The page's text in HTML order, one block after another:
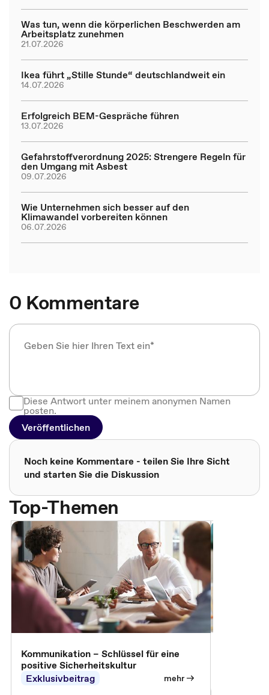
Was tun, wenn die körperlichen Beschwerden am
Arbeitsplatz zunehmen
21.07.2026
Ikea führt „Stille Stunde“ deutschlandweit ein
14.07.2026
Erfolgreich BEM-Gespräche führen
13.07.2026
Gefahrstoffverordnung 2025: Strengere Regeln für
den Umgang mit Asbest
09.07.2026
Wie Unternehmen sich besser auf den
Klimawandel vorbereiten können
06.07.2026
0 Kommentare
Diese Antwort unter meinem anonymen Namen
posten.
Veröffentlichen
Noch keine Kommentare - teilen Sie Ihre Sicht
und starten Sie die Diskussion
Top-Themen
Kommunikation – Schlüssel für eine
positive Sicherheitskultur
Exklusivbeitrag
mehr